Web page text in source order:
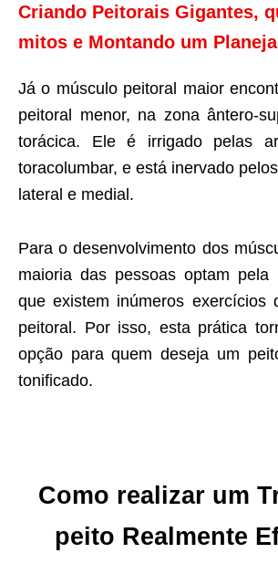
Criando Peitorais Gigantes,
mitos e Montando um
Já o músculo peitoral maior
peitoral menor, na zona ântero-
torácica. Ele é irrigado pelas
toracolumbar, e está inervado
lateral e medial.
Para o desenvolvimento dos
maioria das pessoas optam pela
que existem inúmeros exercícios
peitoral. Por isso, esta prática
opção para quem deseja um
tonificado.
Como realizar um
peito Realmente